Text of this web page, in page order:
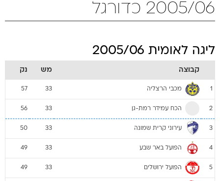
2005/06 כדורגל
ליגה לאומית 2005/06
קבוצה מש נק
1 מכבי הרצליה 33
57
2 הכח עמידר רמת-גן 33
56
3 עירוני קרית שמונה 33
50
4 הפועל באר שבע 33
49
5 הפועל ירושלים 33
49